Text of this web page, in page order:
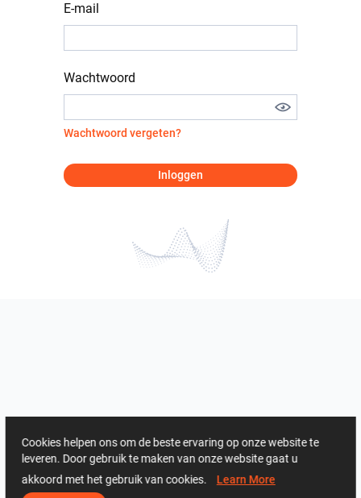
E-mail
Wachtwoord
Wachtwoord vergeten?
Inloggen
Cookies helpen ons om de beste ervaring op onze website te
leveren. Door gebruik te maken van onze website gaat u
akkoord met het gebruik van cookies. Learn More